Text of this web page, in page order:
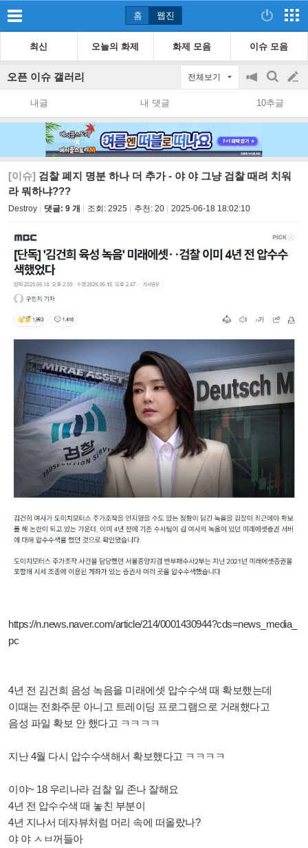
홈 웹진
최신 오늘의 화제 화제 모음 이슈 모음
오픈 이슈 갤러리 전체보기
공
지
on/off
검
색
글
쓰
내글 내 댓글 10추글
[이슈] 검찰 폐지 명분 하나 더 추가 - 야 야 그냥 검찰 때려 치워
라 뭐하냐???
Destroy 댓글: 9 개 조회: 2925 추천: 20 2025-06-18 18:02:10
https://n.news.naver.com/article/214/0001430944?cds=news_media_
pc
4년 전 김건희 음성 녹음을 미래에셋 압수수색 때 확보했는데
이때는 전화주문 아니고 트레이딩 프로그램으로 거래했다고
음성 파일 확보 안 했다고 ㅋㅋㅋㅋ
지난 4월 다시 압수수색해서 확보했다고 ㅋㅋㅋㅋ
이야~ 18 우리나라 검찰 일 존나 잘해요
4년 전 압수수색 때 놓친 부분이
4년 지나서 데자뷰처럼 머리 속에 떠올랐나?
야 야 ㅅㅂ꺼들아